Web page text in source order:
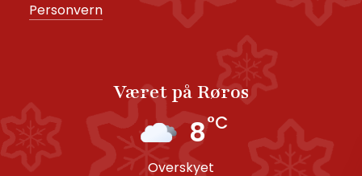
Personvern
Været på Røros
8°C
overskyet